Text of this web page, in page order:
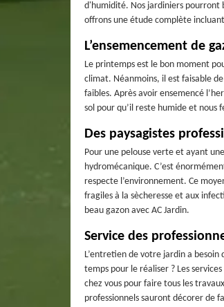
d'humidité. Nos jardiniers pourront
offrons une étude complète
L’ensemencement de
Le printemps est le bon moment
climat. Néanmoins, il est faisable
faibles. Après avoir ensemencé
sol pour qu’il reste humide et
Des paysagistes
Pour une pelouse verte et ayant
hydromécanique. C’est
respecte l’environnement. Ce
fragiles à la sècheresse et aux
beau gazon avec AC Jardin.
Service des
L’entretien de votre jardin a
temps pour le réaliser ? Les
chez vous pour faire tous les
professionnels sauront décorer de